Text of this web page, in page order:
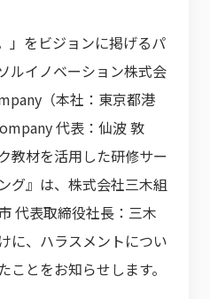
」をビジョンに掲げるパ
ルイノベーション株式会
（本社：東京都港
代表：仙波 敦
教材を活用した研修サー
グ』は、株式会社三木組
代表取締役社長：三木
に、ハラスメントについ
とをお知らせします。